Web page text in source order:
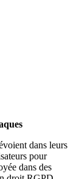
dans leurs
pour
dans des